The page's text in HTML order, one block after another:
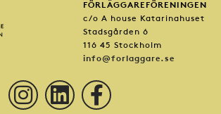
FÖRLÄGGAREFÖRENINGEN
c/o A house Katarinahuset
Stadsgården 6
116 45 Stockholm
info@forlaggare.se